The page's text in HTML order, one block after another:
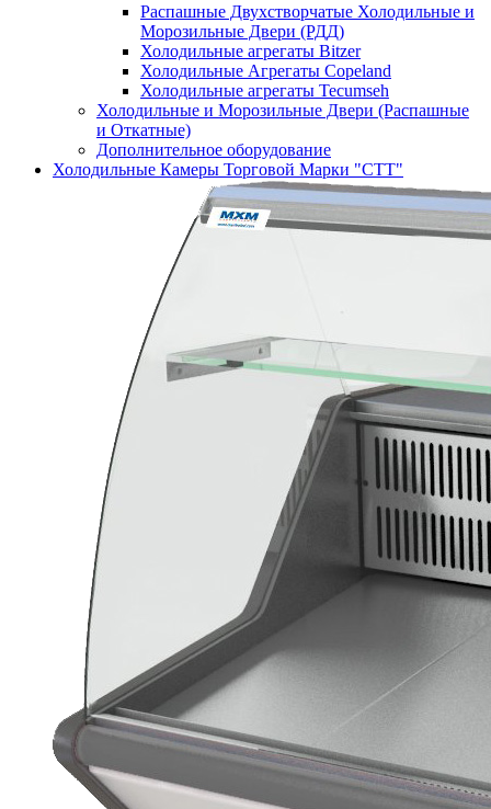
Распашные Двухстворчатые Холодильные и
Морозильные Двери (РДД)
Холодильные агрегаты Bitzer
Холодильные Агрегаты Copeland
Холодильные агрегаты Tecumseh
Холодильные и Морозильные Двери (Распашные
и Откатные)
Дополнительное оборудование
Холодильные Камеры Торговой Марки "СТТ"